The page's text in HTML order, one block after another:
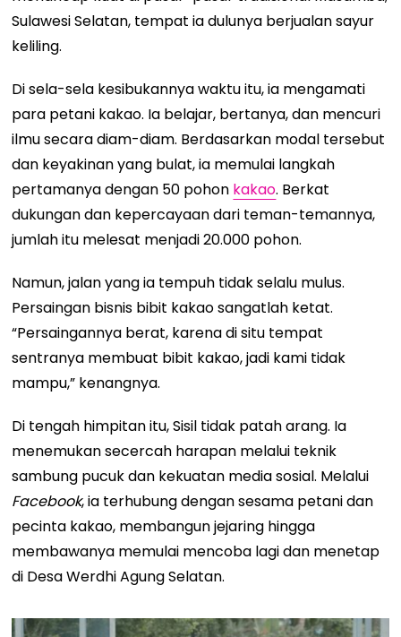
Sulawesi Selatan, tempat ia dulunya berjualan sayur
keliling.
Di sela-sela kesibukannya waktu itu, ia mengamati
para petani kakao. Ia belajar, bertanya, dan mencuri
ilmu secara diam-diam. Berdasarkan modal tersebut
dan keyakinan yang bulat, ia memulai langkah
pertamanya dengan 50 pohon kakao. Berkat
dukungan dan kepercayaan dari teman-temannya,
jumlah itu melesat menjadi 20.000 pohon.
Namun, jalan yang ia tempuh tidak selalu mulus.
Persaingan bisnis bibit kakao sangatlah ketat.
“Persaingannya berat, karena di situ tempat
sentranya membuat bibit kakao, jadi kami tidak
mampu,” kenangnya.
Di tengah himpitan itu, Sisil tidak patah arang. Ia
menemukan secercah harapan melalui teknik
sambung pucuk dan kekuatan media sosial. Melalui
Facebook, ia terhubung dengan sesama petani dan
pecinta kakao, membangun jejaring hingga
membawanya memulai mencoba lagi dan menetap
di Desa Werdhi Agung Selatan.